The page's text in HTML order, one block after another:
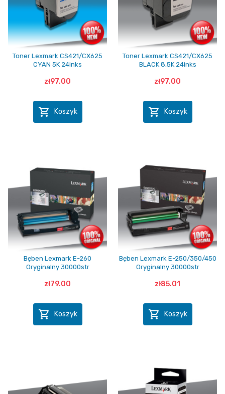
Toner Lexmark CS421/CX625
CYAN 5K 24inks
zł97.00
 Koszyk
Toner Lexmark CS421/CX625
BLACK 8,5K 24inks
zł97.00
 Koszyk
Bęben Lexmark E-260
Oryginalny 30000str
zł79.00
 Koszyk
Bęben Lexmark E-250/350/450
Oryginalny 30000str
zł85.01
 Koszyk